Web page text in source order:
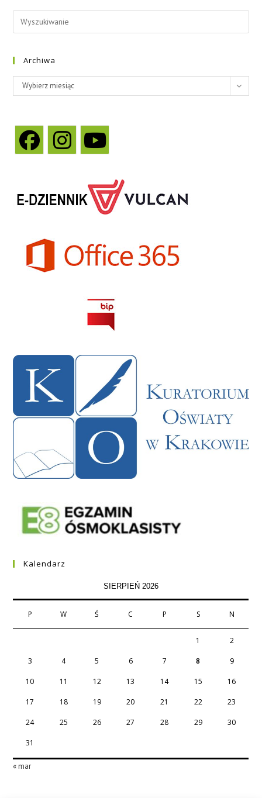
Archiwa
Archiwa
Wybierz miesiąc
Kalendarz
SIERPIEŃ 2026
P W Ś C P S N
1 2
3 4 5 6 7 8 9
10 11 12 13 14 15 16
17 18 19 20 21 22 23
24 25 26 27 28 29 30
31
« mar